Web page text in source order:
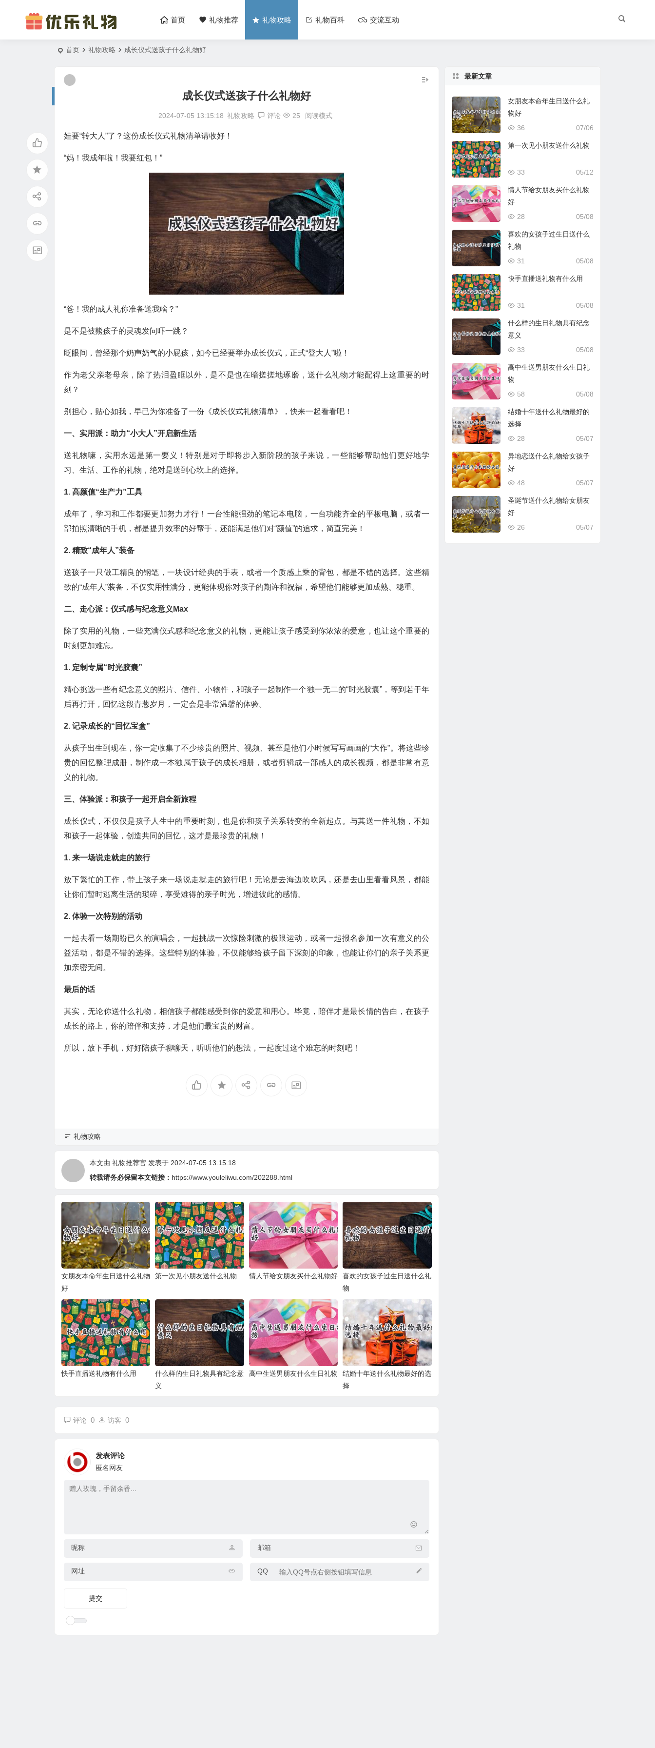
首页 礼物推荐 礼物攻略 礼物百科 交流互动
首页 礼物攻略 成长仪式送孩子什么礼物好
成长仪式送孩子什么礼物好
2024-07-05 13:15:18 礼物攻略 评论 25 阅读模式
娃要“转大人”了？这份成长仪式礼物清单请收好！
“妈！我成年啦！我要红包！”
“爸！我的成人礼你准备送我啥？”
是不是被熊孩子的灵魂发问吓一跳？
眨眼间，曾经那个奶声奶气的小屁孩，如今已经要举办成长仪式，正式“登大人”啦！
作为老父亲老母亲，除了热泪盈眶以外，是不是也在暗搓搓地琢磨，送什么礼物才能配得上这重要的时
刻？
别担心，贴心如我，早已为你准备了一份《成长仪式礼物清单》，快来一起看看吧！
一、实用派：助力“小大人”开启新生活
送礼物嘛，实用永远是第一要义！特别是对于即将步入新阶段的孩子来说，一些能够帮助他们更好地学
习、生活、工作的礼物，绝对是送到心坎上的选择。
1. 高颜值“生产力”工具
成年了，学习和工作都要更加努力才行！一台性能强劲的笔记本电脑，一台功能齐全的平板电脑，或者一
部拍照清晰的手机，都是提升效率的好帮手，还能满足他们对“颜值”的追求，简直完美！
2. 精致“成年人”装备
送孩子一只做工精良的钢笔，一块设计经典的手表，或者一个质感上乘的背包，都是不错的选择。这些精
致的“成年人”装备，不仅实用性满分，更能体现你对孩子的期许和祝福，希望他们能够更加成熟、稳重。
二、走心派：仪式感与纪念意义Max
除了实用的礼物，一些充满仪式感和纪念意义的礼物，更能让孩子感受到你浓浓的爱意，也让这个重要的
时刻更加难忘。
1. 定制专属“时光胶囊”
精心挑选一些有纪念意义的照片、信件、小物件，和孩子一起制作一个独一无二的“时光胶囊”，等到若干年
后再打开，回忆这段青葱岁月，一定会是非常温馨的体验。
2. 记录成长的“回忆宝盒”
从孩子出生到现在，你一定收集了不少珍贵的照片、视频、甚至是他们小时候写写画画的“大作”。将这些珍
贵的回忆整理成册，制作成一本独属于孩子的成长相册，或者剪辑成一部感人的成长视频，都是非常有意
义的礼物。
三、体验派：和孩子一起开启全新旅程
成长仪式，不仅仅是孩子人生中的重要时刻，也是你和孩子关系转变的全新起点。与其送一件礼物，不如
和孩子一起体验，创造共同的回忆，这才是最珍贵的礼物！
1. 来一场说走就走的旅行
放下繁忙的工作，带上孩子来一场说走就走的旅行吧！无论是去海边吹吹风，还是去山里看看风景，都能
让你们暂时逃离生活的琐碎，享受难得的亲子时光，增进彼此的感情。
2. 体验一次特别的活动
一起去看一场期盼已久的演唱会，一起挑战一次惊险刺激的极限运动，或者一起报名参加一次有意义的公
益活动，都是不错的选择。这些特别的体验，不仅能够给孩子留下深刻的印象，也能让你们的亲子关系更
加亲密无间。
最后的话
其实，无论你送什么礼物，相信孩子都能感受到你的爱意和用心。毕竟，陪伴才是最长情的告白，在孩子
成长的路上，你的陪伴和支持，才是他们最宝贵的财富。
所以，放下手机，好好陪孩子聊聊天，听听他们的想法，一起度过这个难忘的时刻吧！
礼物攻略
本文由 礼物推荐官 发表于 2024-07-05 13:15:18
转载请务必保留本文链接： https://www.youleliwu.com/202288.html
女朋友本命年生日送什么礼物
好
第一次见小朋友送什么礼物 情人节给女朋友买什么礼物好
喜欢的女孩子过生日送什么礼
物
快手直播送礼物有什么用
什么样的生日礼物具有纪念意
义
高中生送男朋友什么生日礼物
结婚十年送什么礼物最好的选
择
评论 0 访客 0
发表评论
匿名网友
昵称 邮箱
网址 QQ
最新文章
女朋友本命年生日送什么礼
物好
07/06
36
第一次见小朋友送什么礼物
05/12
33
情人节给女朋友买什么礼物
好
05/08
28
喜欢的女孩子过生日送什么
礼物
05/08
31
快手直播送礼物有什么用
05/08
31
什么样的生日礼物具有纪念
意义
05/08
33
高中生送男朋友什么生日礼
物
05/08
58
结婚十年送什么礼物最好的
选择
05/07
28
异地恋送什么礼物给女孩子
好
05/07
48
圣诞节送什么礼物给女朋友
好
05/07
26